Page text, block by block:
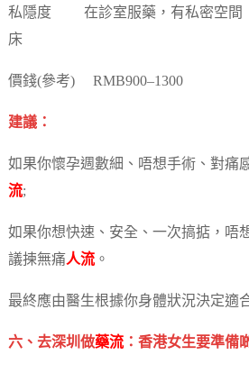
私隱度 在診室服藥，有私密空間
床
價錢(參考) RMB900–1300
建議：
如果你懷孕週數細、唔想手術、對痛
流;
如果你想快速、安全、一次搞掂，唔
議揀無痛人流。
最終應由醫生根據你身體狀況決定適
六、去深圳做藥流：香港女生要準備